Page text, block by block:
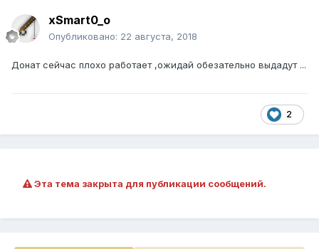
xSmart0_o
Опубликовано: 22 августа, 2018
Донат сейчас плохо работает ,ожидай обезательно выдадут ...
2
Эта тема закрыта для публикации сообщений.